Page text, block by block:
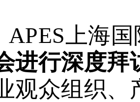
APES上海
进行深度
观众组织